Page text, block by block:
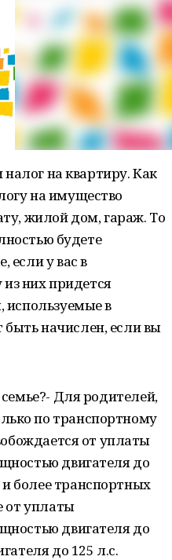
на квартиру. Как
на имущество
жилой дом, гараж. То
будете
если у вас в
из них придется
используемые в
начислен, если вы
Для родителей,
по транспортному
от уплаты
двигателя до
более транспортных
от уплаты
двигателя до
до 125 л.с.